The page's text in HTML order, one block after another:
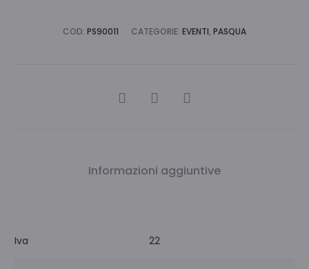
COD: PS90011 CATEGORIE: EVENTI, PASQUA
CONDIVIDI
Informazioni aggiuntive
Iva 22